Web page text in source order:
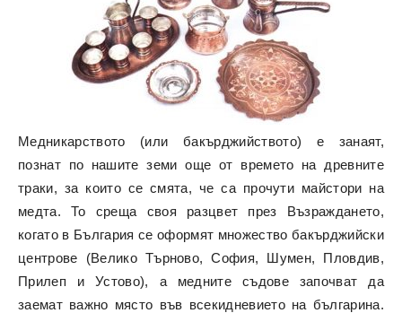
Медникарството (или бакърджийството) е занаят,
познат по нашите земи още от времето на древните
траки, за които се смята, че са прочути майстори на
медта. То среща своя разцвет през Възраждането,
когато в България се оформят множество бакърджийски
центрове (Велико Търново, София, Шумен, Пловдив,
Прилеп и Устово), а медните съдове започват да
заемат важно място във всекидневието на българина.